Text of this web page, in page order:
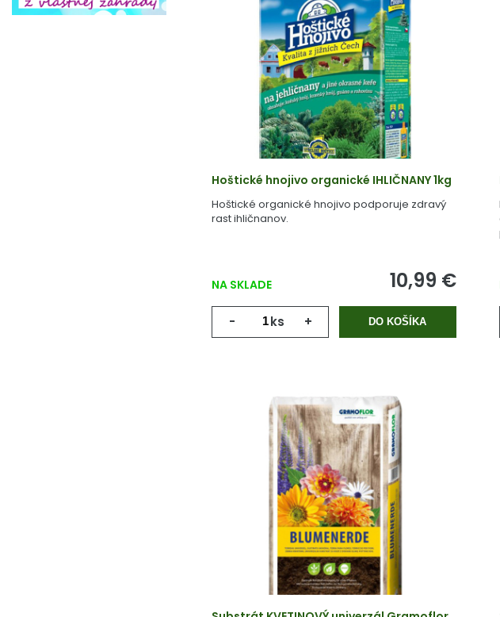
Hoštické hnojivo organické IHLIČNANY 1kg
Hoštické organické hnojivo podporuje zdravý
rast ihličnanov.
NA SKLADE 10,99 €
- ks + DO KOŠÍKA